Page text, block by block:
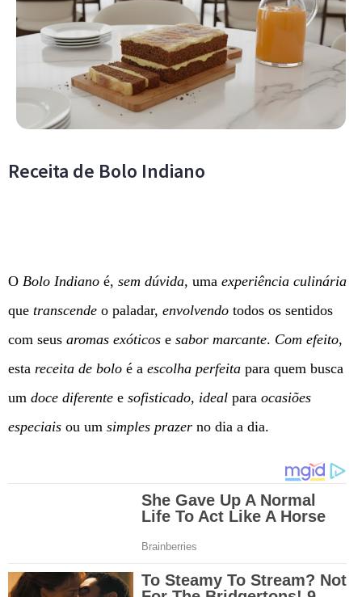
Receita de Bolo Indiano
O Bolo Indiano é, sem dúvida, uma experiência culinária
que transcende o paladar, envolvendo todos os sentidos
com seus aromas exóticos e sabor marcante. Com efeito,
esta receita de bolo é a escolha perfeita para quem busca
um doce diferente e sofisticado, ideal para ocasiões
especiais ou um simples prazer no dia a dia.